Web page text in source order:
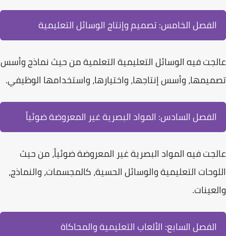
الفصل الخامس: تصميم وإنتاج الوسائل التعليمية
عالجت فيه الوسائل التعليمية التعلمية من حيث نماذج وأسس
تصميمها، وأسس إنتاجها، واختيارها، واستخدامها الوظيفي.
الفصل السادس: المواد البصرية غير المعروضة ضوئياً
عالجت فيه المواد البصرية غير المعروضة ضوئياً، من حيث
اللوحات التعليمية والوسائل الحسية، كالمجسمات، والنماذج،
والعينات.
الفصل السابع: الألعاب التعليمية والمحاكاة